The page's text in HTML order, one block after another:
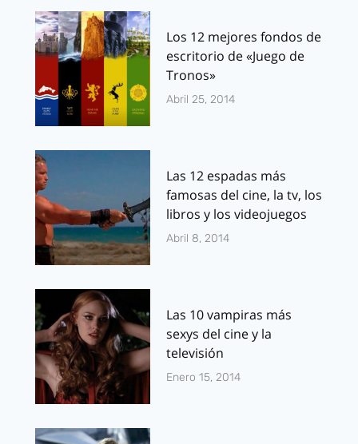
Los 12 mejores fondos de
escritorio de «Juego de
Tronos»
Abril 25, 2014
Las 12 espadas más
famosas del cine, la tv, los
libros y los videojuegos
Abril 8, 2014
Las 10 vampiras más
sexys del cine y la
televisión
Enero 15, 2014